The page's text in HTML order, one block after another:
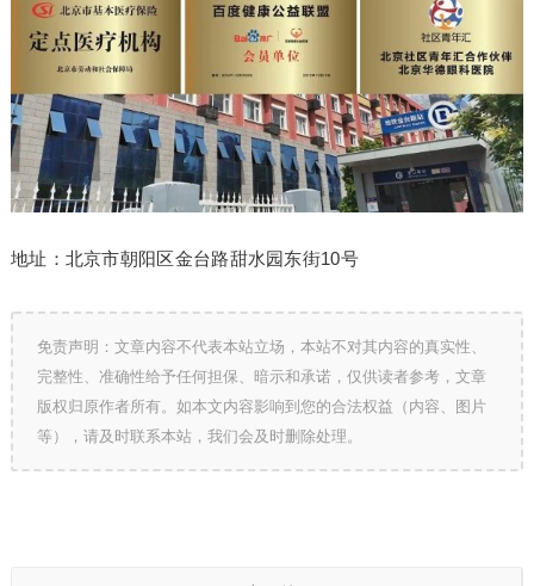
地址：北京市朝阳区金台路甜水园东街10号
免责声明：文章内容不代表本站立场，本站不对其内容的真实性、
完整性、准确性给予任何担保、暗示和承诺，仅供读者参考，文章
版权归原作者所有。如本文内容影响到您的合法权益（内容、图片
等），请及时联系本站，我们会及时删除处理。